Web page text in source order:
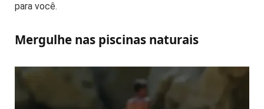
para você.
Mergulhe nas piscinas naturais